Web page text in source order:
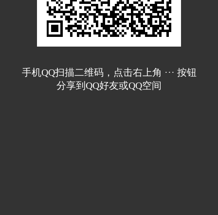
手机QQ扫描二维码，点击右上角 ··· 按钮
分享到QQ好友或QQ空间